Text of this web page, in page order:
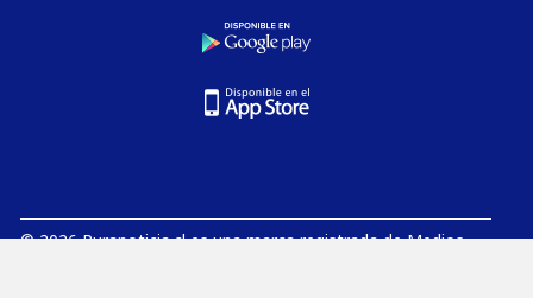
© 2026 Puranoticia.cl es una marca registrada de Medios